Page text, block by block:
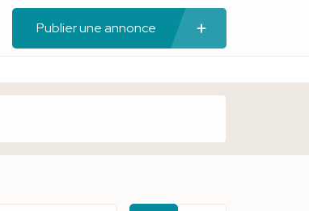
Publier une annonce